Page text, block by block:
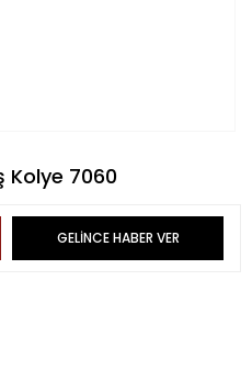
Kolye 7060
GELİNCE HABER VER